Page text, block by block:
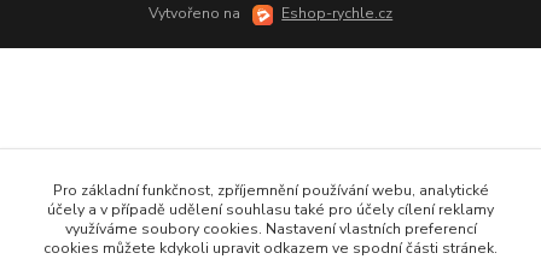
Vytvořeno na Eshop-rychle.cz
Pro základní funkčnost, zpříjemnění používání webu, analytické
účely a v případě udělení souhlasu také pro účely cílení reklamy
využíváme soubory cookies. Nastavení vlastních preferencí
cookies můžete kdykoli upravit odkazem ve spodní části stránek.